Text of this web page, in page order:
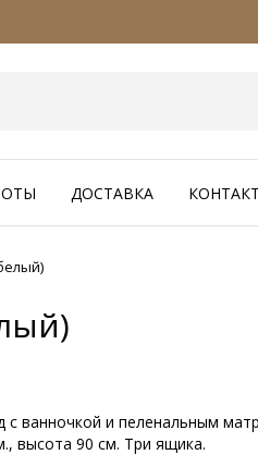
ДОСТАВКА
с ванночкой и пеленальным
высота 90 см. Три ящика.